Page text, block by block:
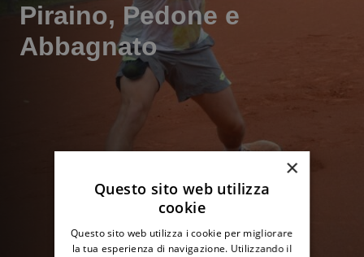
Piraino, Pedone e
Abbagnato
×
Questo sito web utilizza
cookie
Questo sito web utilizza i cookie per migliorare
la tua esperienza di navigazione. Utilizzando il